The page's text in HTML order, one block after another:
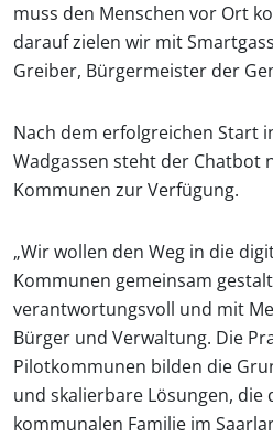
muss den Menschen vor Ort
darauf zielen wir mit
Greiber, Bürgermeister der
Nach dem erfolgreichen Start
Wadgassen steht der Chatbot
Kommunen zur Verfügung.
„Wir wollen den Weg in die
Kommunen gemeinsam
verantwortungsvoll und mit
Bürger und Verwaltung. Die
Pilotkommunen bilden die
und skalierbare Lösungen, die
kommunalen Familie im